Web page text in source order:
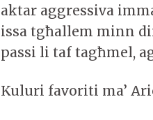
aktar aggressiva
issa tgħallem minn
passi li taf tagħmel,
Kuluri favoriti ma’